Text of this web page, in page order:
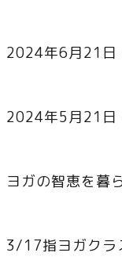
2024年6月21日
2024年5月21
ヨガの智恵を暮
3/17指ヨガクラ